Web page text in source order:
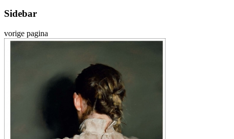
Sidebar
vorige pagina